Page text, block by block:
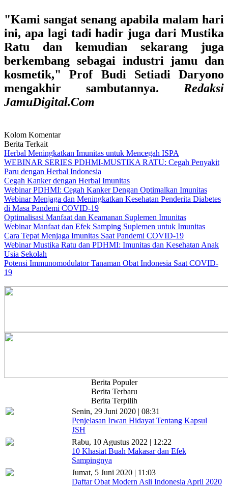
"Kami sangat senang apabila malam hari
ini, apa lagi tadi hadir juga dari Mustika
Ratu dan kemudian sekarang juga
berkembang sebagai industri jamu dan
kosmetik," Prof Budi Setiadi Daryono
mengakhir sambutannya. Redaksi
JamuDigital.Com
Kolom Komentar
Berita Terkait
Herbal Meningkatkan Imunitas untuk Mencegah ISPA
WEBINAR SERIES PDHMI-MUSTIKA RATU: Cegah Penyakit
Paru dengan Herbal Indonesia
Cegah Kanker dengan Herbal Imunitas
Webinar PDHMI: Cegah Kanker Dengan Optimalkan Imunitas
Webinar Menjaga dan Meningkatkan Kesehatan Penderita Diabetes
di Masa Pandemi COVID-19
Optimalisasi Manfaat dan Keamanan Suplemen Imunitas
Webinar Manfaat dan Efek Samping Suplemen untuk Imunitas
Cara Tepat Menjaga Imunitas Saat Pandemi COVID-19
Webinar Mustika Ratu dan PDHMI: Imunitas dan Kesehatan Anak
Usia Sekolah
Potensi Immunomodulator Tanaman Obat Indonesia Saat COVID-
19
Berita Populer
Berita Terbaru
Berita Terpilih
Senin, 29 Juni 2020 | 08:31
Penjelasan Irwan Hidayat Tentang Kapsul
JSH
Rabu, 10 Agustus 2022 | 12:22
10 Khasiat Buah Makasar dan Efek
Sampingnya
Jumat, 5 Juni 2020 | 11:03
Daftar Obat Modern Asli Indonesia April 2020